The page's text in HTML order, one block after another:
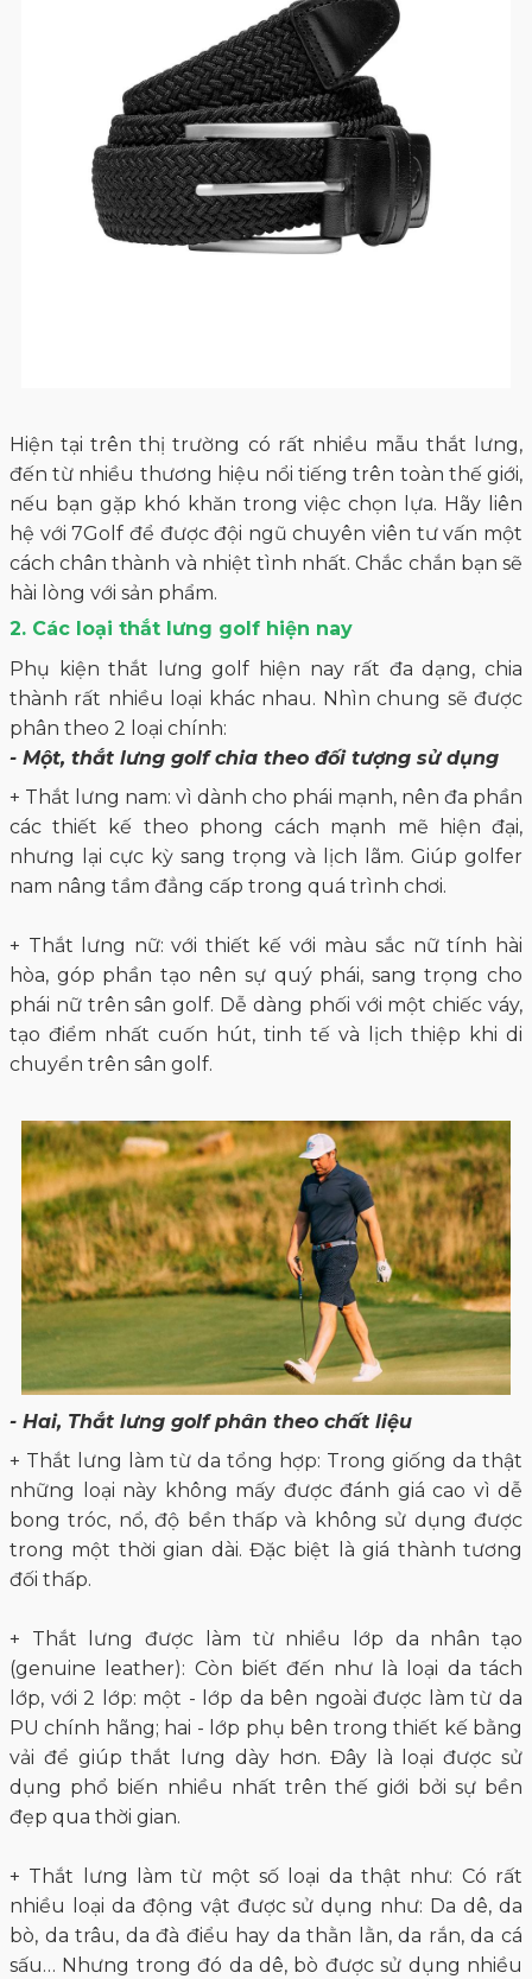
Hiện tại trên thị trường có rất nhiều mẫu thắt lưng,
đến từ nhiều thương hiệu nổi tiếng trên toàn thế giới,
nếu bạn gặp khó khăn trong việc chọn lựa. Hãy liên
hệ với 7Golf để được đội ngũ chuyên viên tư vấn một
cách chân thành và nhiệt tình nhất. Chắc chắn bạn sẽ
hài lòng với sản phẩm.
2. Các loại thắt lưng golf hiện nay
Phụ kiện thắt lưng golf hiện nay rất đa dạng, chia
thành rất nhiều loại khác nhau. Nhìn chung sẽ được
phân theo 2 loại chính:
- Một, thắt lưng golf chia theo đối tượng sử dụng
+ Thắt lưng nam: vì dành cho phái mạnh, nên đa phần
các thiết kế theo phong cách mạnh mẽ hiện đại,
nhưng lại cực kỳ sang trọng và lịch lãm. Giúp golfer
nam nâng tầm đẳng cấp trong quá trình chơi.
+ Thắt lưng nữ: với thiết kế với màu sắc nữ tính hài
hòa, góp phần tạo nên sự quý phái, sang trọng cho
phái nữ trên sân golf. Dễ dàng phối với một chiếc váy,
tạo điểm nhất cuốn hút, tinh tế và lịch thiệp khi di
chuyển trên sân golf.
- Hai, Thắt lưng golf phân theo chất liệu
+ Thắt lưng làm từ da tổng hợp: Trong giống da thật
những loại này không mấy được đánh giá cao vì dễ
bong tróc, nổ, độ bền thấp và không sử dụng được
trong một thời gian dài. Đặc biệt là giá thành tương
đối thấp.
+ Thắt lưng được làm từ nhiều lớp da nhân tạo
(genuine leather): Còn biết đến như là loại da tách
lớp, với 2 lớp: một - lớp da bên ngoài được làm từ da
PU chính hãng; hai - lớp phụ bên trong thiết kế bằng
vải để giúp thắt lưng dày hơn. Đây là loại được sử
dụng phổ biến nhiều nhất trên thế giới bởi sự bền
đẹp qua thời gian.
+ Thắt lưng làm từ một số loại da thật như: Có rất
nhiều loại da động vật được sử dụng như: Da dê, da
bò, da trâu, da đà điểu hay da thằn lằn, da rắn, da cá
sấu… Nhưng trong đó da dê, bò được sử dụng nhiều